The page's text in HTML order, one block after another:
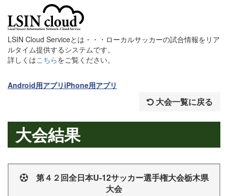
LSIN Cloud Serviceとは・・・ローカルサッカーの試合情報をリア
ルタイム提供するシステムです。
詳しくはこちらをご覧ください。
Android用アプリ iPhone用アプリ
大会一覧に戻る
大会結果
第４２回全日本U-12サッカー選手権大会栃木県
大会